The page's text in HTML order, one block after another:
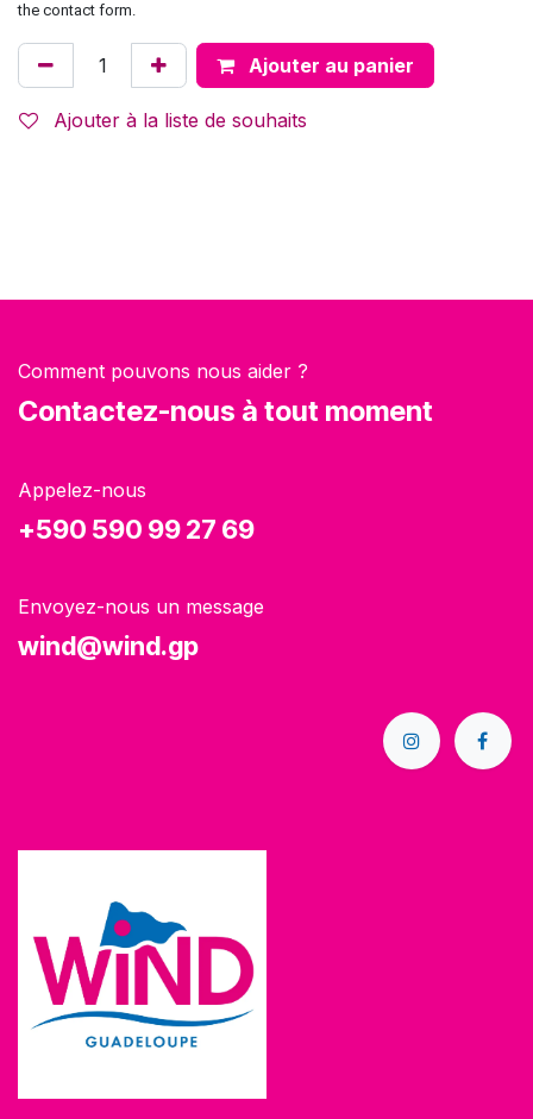
the contact form.
Ajouter au panier
Ajouter à la liste de souhaits
Comment pouvons nous aider ?
Contactez-nous à tout moment
Appelez-nous
+590 590 99 27 69
Envoyez-nous un message
wind@wind.gp